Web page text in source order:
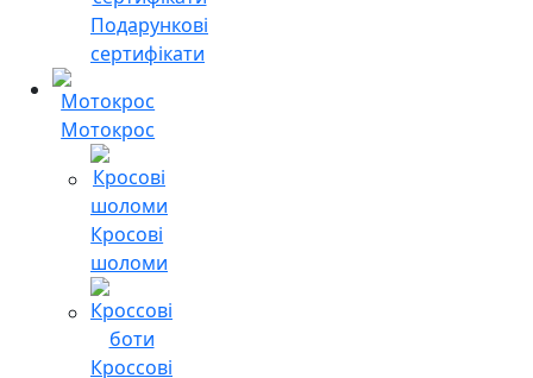
Подарункові
сертифікати
Мотокрос
Кросові
шоломи
Кроссові